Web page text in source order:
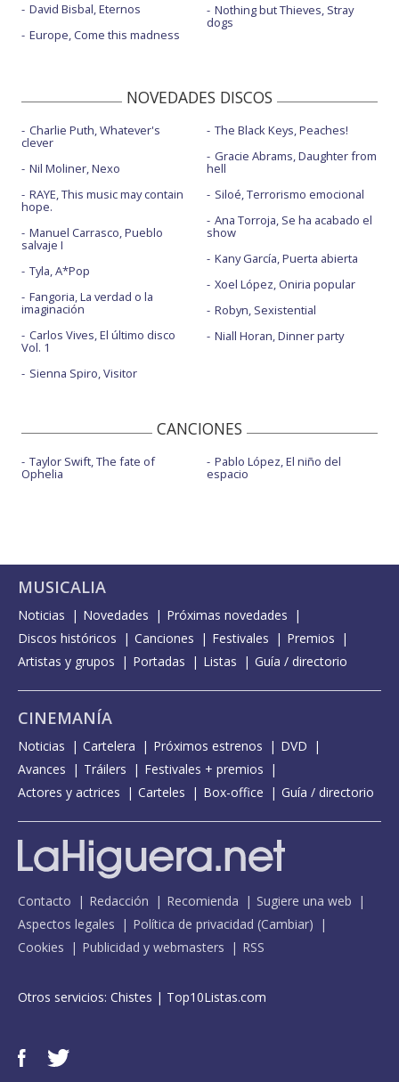
David Bisbal, Eternos
Europe, Come this madness
Nothing but Thieves, Stray
dogs
NOVEDADES DISCOS
Charlie Puth, Whatever's
clever
Nil Moliner, Nexo
RAYE, This music may contain
hope.
Manuel Carrasco, Pueblo
salvaje I
Tyla, A*Pop
Fangoria, La verdad o la
imaginación
Carlos Vives, El último disco
Vol. 1
Sienna Spiro, Visitor
The Black Keys, Peaches!
Gracie Abrams, Daughter from
hell
Siloé, Terrorismo emocional
Ana Torroja, Se ha acabado el
show
Kany García, Puerta abierta
Xoel López, Oniria popular
Robyn, Sexistential
Niall Horan, Dinner party
CANCIONES
Taylor Swift, The fate of
Ophelia
Pablo López, El niño del
espacio
MUSICALIA
Noticias Novedades
Próximas novedades
Discos históricos
Canciones Festivales
Premios
Artistas y grupos
Portadas Listas Guía / directorio
CINEMANÍA
Noticias Cartelera Próximos estrenos
DVD
Avances
Tráilers
Festivales + premios
Actores y actrices
Carteles Box-office Guía / directorio
Contacto Redacción Recomienda
Sugiere una web
Aspectos legales
Política de privacidad (Cambiar)
Cookies
Publicidad y webmasters RSS
Otros servicios: Chistes | Top10Listas.com